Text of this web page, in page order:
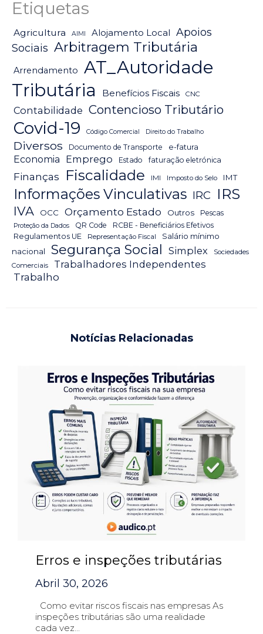
Etiquetas
Agricultura AIMI Alojamento Local
Apoios
Sociais Arbitragem Tributária
Arrendamento
AT_Autoridade
Tributária
Benefícios Fiscais CNC
Contabilidade Contencioso Tributário
Covid-19 Código Comercial Direito do Trabalho
Diversos Documento de Transporte e-fatura
Economia Emprego Estado faturação eletrónica
Finanças Fiscalidade IMI Imposto do Selo IMT
Informações Vinculativas IRC IRS
IVA OCC Orçamento Estado Outros Pescas
Proteção da Dados QR Code
RCBE - Beneficiários Efetivos
Regulamentos UE
Representação Fiscal
Salário mínimo
nacional
Segurança Social Simplex
Sociedades
Comerciais
Trabalhadores Independentes
Trabalho
Notícias Relacionadas
Erros e inspeções tributárias
Abril 30, 2026
Como evitar riscos fiscais nas empresas As
inspeções tributárias são uma realidade
cada vez...